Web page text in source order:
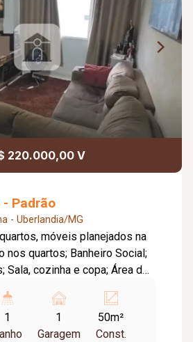
220.000,00 V
Padrão
- Uberlandia/MG
móveis planejados na
nos quartos; Banheiro Social;
Sala, cozinha e copa; Área de
churrasqueira.
1
1
Garagem
50m²
Const.